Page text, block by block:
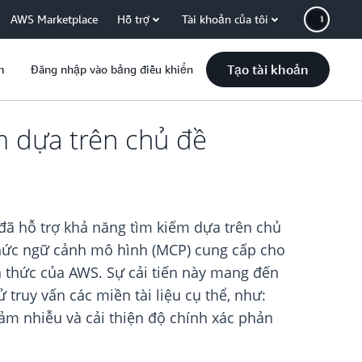
AWS Marketplace Hỗ trợ Tài khoản của tôi
Đăng nhập vào bảng điều khiển Tạo tài khoản
dựa trên chủ đề
hỗ trợ khả năng tìm kiếm dựa trên chủ
ngữ cảnh mô hình (MCP) cung cấp cho
của AWS. Sự cải tiến này mang đến
truy vấn các miền tài liệu cụ thể, như:
nhiễu và cải thiện độ chính xác phản